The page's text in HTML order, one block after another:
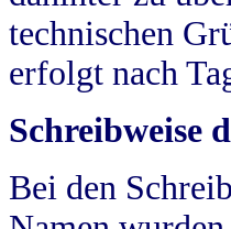
technischen
erfolgt nach
Schreibweise
Bei den